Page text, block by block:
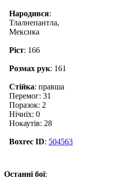
Народився:
Тлалнепантла,
Мексика
Ріст: 166
Розмах рук: 161
Стійка: правша
Перемог: 31
Поразок: 2
Нічиїх: 0
Нокаутів: 28
Boxrec ID: 504563
Останні бої: